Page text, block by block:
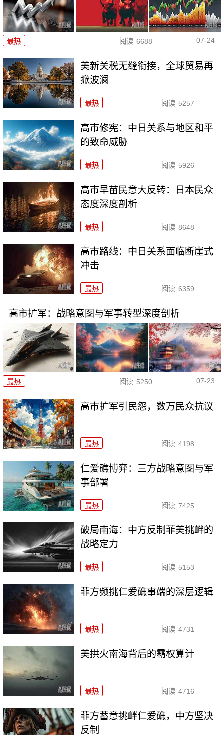
最热 阅读 6688 07-24
美新关税无缝衔接，全球贸易再
掀波澜
最热 阅读 5257
高市修宪：中日关系与地区和平
的致命威胁
最热 阅读 5926
高市早苗民意大反转：日本民众
态度深度剖析
最热 阅读 8648
高市路线：中日关系面临断崖式
冲击
最热 阅读 6359
高市扩军：战略意图与军事转型深度剖析
最热 阅读 5250 07-23
高市扩军引民怨，数万民众抗议
最热 阅读 4198
仁爱礁博弈：三方战略意图与军
事部署
最热 阅读 7425
破局南海：中方反制菲美挑衅的
战略定力
最热 阅读 5153
菲方频挑仁爱礁事端的深层逻辑
最热 阅读 4731
美拱火南海背后的霸权算计
最热 阅读 4716
菲方蓄意挑衅仁爱礁，中方坚决
反制